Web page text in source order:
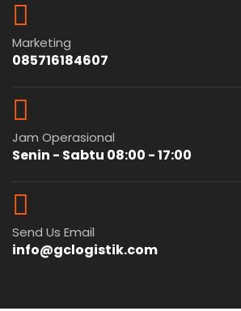
Marketing
085716184607
Jam Operasional
Senin - Sabtu 08:00 - 17:00
Send Us Email
info@gclogistik.com